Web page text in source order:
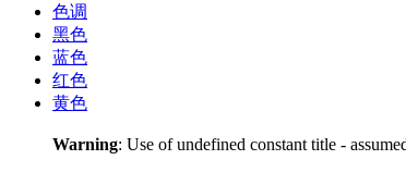
色调
黑色
蓝色
红色
黄色
Warning: Use of undefined constant title -